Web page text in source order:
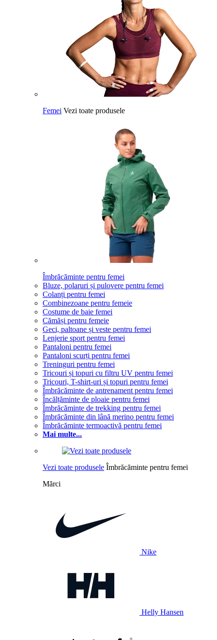
Femei Vezi toate produsele
Îmbrăcăminte pentru femei
Bluze, polaruri și pulovere pentru femei
Colanți pentru femei
Combinezoane pentru femeie
Costume de baie femei
Cămăși pentru femeie
Geci, paltoane și veste pentru femei
Lenjerie sport pentru femei
Pantaloni pentru femei
Pantaloni scurți pentru femei
Treninguri pentru femei
Tricouri și topuri cu filtru UV pentru femei
Tricouri, T-shirt-uri și topuri pentru femei
Îmbrăcăminte de antrenament pentru femei
Încălțăminte de ploaie pentru femei
Îmbrăcăminte de trekking pentru femei
Îmbrăcăminte din lână merino pentru femei
Îmbrăcăminte termoactivă pentru femei
Mai multe...
Vezi toate produsele Îmbrăcăminte pentru femei
Mărci
Nike
Helly Hansen